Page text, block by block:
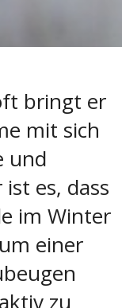
bringt er
mit sich
und
es, dass
im Winter
einer
zu